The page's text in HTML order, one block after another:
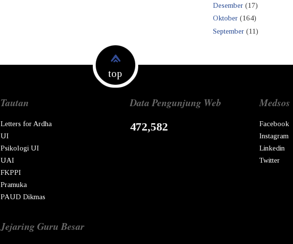
Desember (17)
Oktober (164)
September (11)
top
Tautan
Letters for Ardha
UI
Psikologi UI
UAI
FKPPI
Pramuka
PAUD Dikmas
Jejaring Guru Besar
Data Pengunjung Web
472,582
Medsos
Facebook
Instagram
Linkedin
Twitter